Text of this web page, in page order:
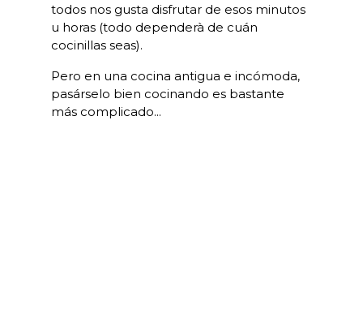
todos nos gusta disfrutar de esos minutos
u horas (todo dependerà de cuán
cocinillas seas).
Pero en una cocina antigua e incómoda,
pasárselo bien cocinando es bastante
más complicado...